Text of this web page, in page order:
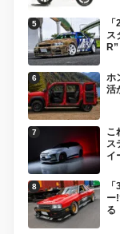
ス
R”
ホ
活
こ
ス
イ
ー
る